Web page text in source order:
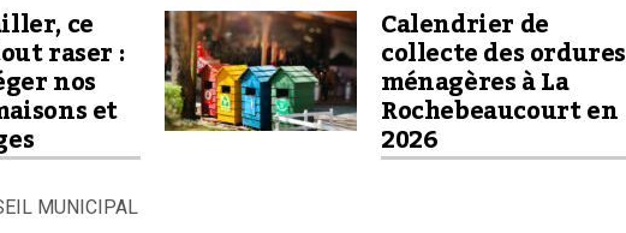
ce
raser :
nos
et
Calendrier de
collecte des ordures
ménagères à La
Rochebeaucourt en
2026
MUNICIPAL